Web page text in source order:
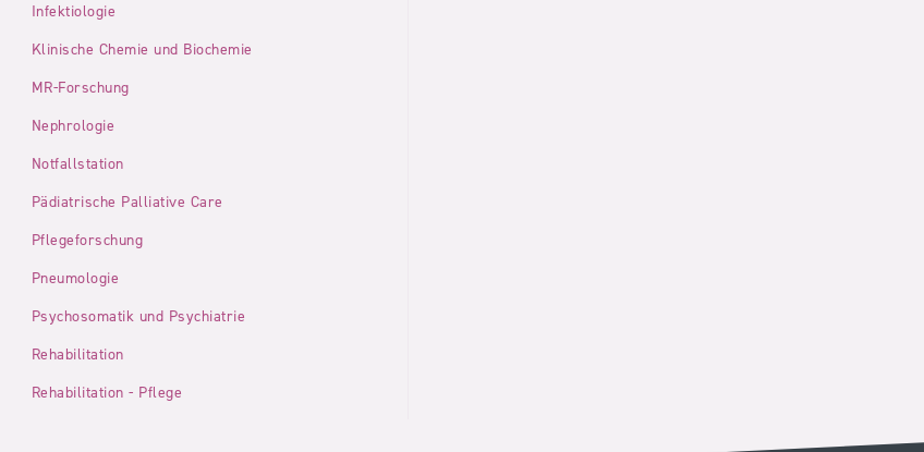
Infektiologie
Klinische Chemie und Biochemie
MR-Forschung
Nephrologie
Notfallstation
Pädiatrische Palliative Care
Pflegeforschung
Pneumologie
Psychosomatik und Psychiatrie
Rehabilitation
Rehabilitation - Pflege